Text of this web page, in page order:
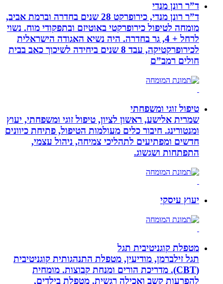
ד”ר רונן מנדי
ד”ר רונן מנדי, כירופרקט 28 שנים בחדרה וברמת אביב,
מומחה לטיפול כירופרקטי באוטיזם ובתפקודי מוח. נשוי
לרחל + 4, גר בחדרה. היה נשיא האגודה הישראלית
לכירופרקטיקה, עבד 8 שנים ביחידה לשיכוך כאב בבית
חולים רמב”ם
טיפול זוגי ומשפחתי
שמרית אלישע, ראשון לציון, טיפול זוגי ומשפחתי, יעוץ
ומנטורינג. חיבור כלים מעולמות הטיפול, פתיחת כיוונים
חדשים ומפתיעים לתהליכי צמיחה, ניהול עצמי,
התפתחות ושגשוג.
יעוץ עיסקי
מטפלת קוגניטיבית תגל
תגל זילברמן, מודיעין, מטפלת התנהגותית קוגניטיבית
(CBT). מדריכת הורים ומנחת קבוצות. מומחית
להפרעות קשב ואכילה רגשית. מטפלת בילדים,